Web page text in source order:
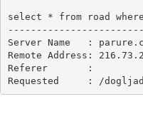
select * from road
Server Name   :
Remote Address:
Referer       :